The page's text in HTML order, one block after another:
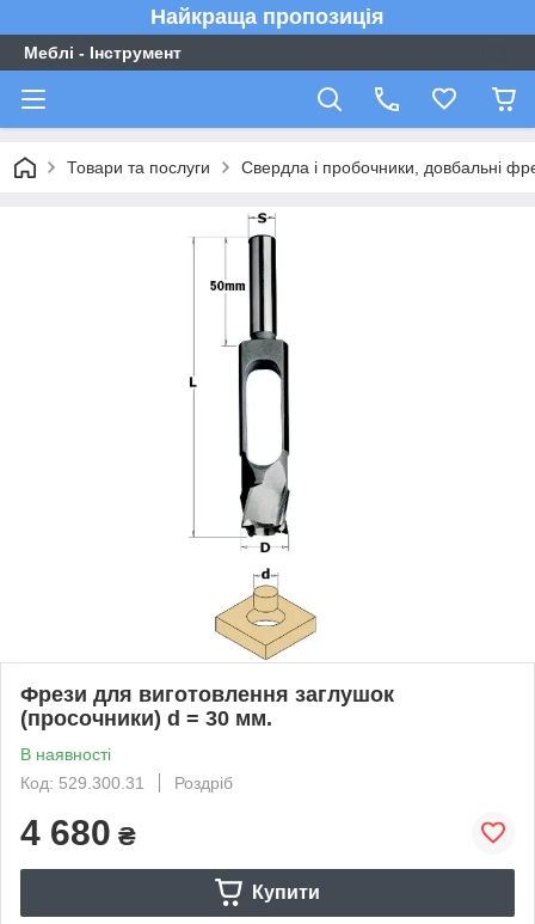
Найкраща пропозиція
Меблі - Інструмент
Товари та послуги Свердла і пробочники, довбальні
Фрези для виготовлення заглушок
(просочники) d = 30 мм.
В наявності
Код: 529.300.31
Роздріб
4 680 ₴
Купити